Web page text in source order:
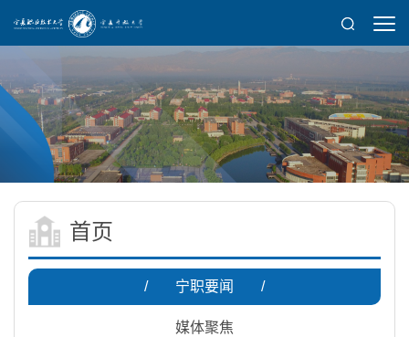
首页
/ 宁职要闻 /
媒体聚焦